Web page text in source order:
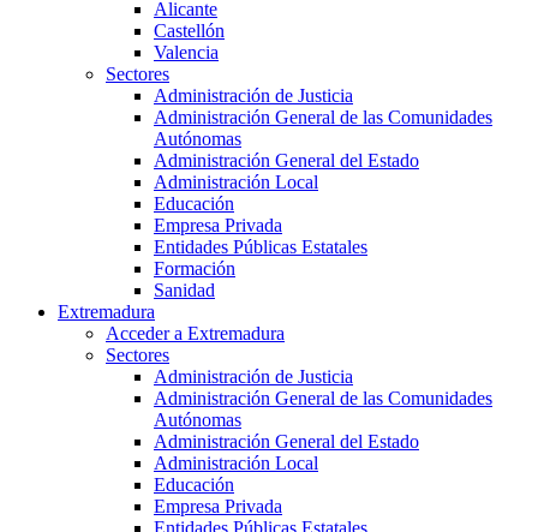
Alicante
Castellón
Valencia
Sectores
Administración de Justicia
Administración General de las Comunidades
Autónomas
Administración General del Estado
Administración Local
Educación
Empresa Privada
Entidades Públicas Estatales
Formación
Sanidad
Extremadura
Acceder a Extremadura
Sectores
Administración de Justicia
Administración General de las Comunidades
Autónomas
Administración General del Estado
Administración Local
Educación
Empresa Privada